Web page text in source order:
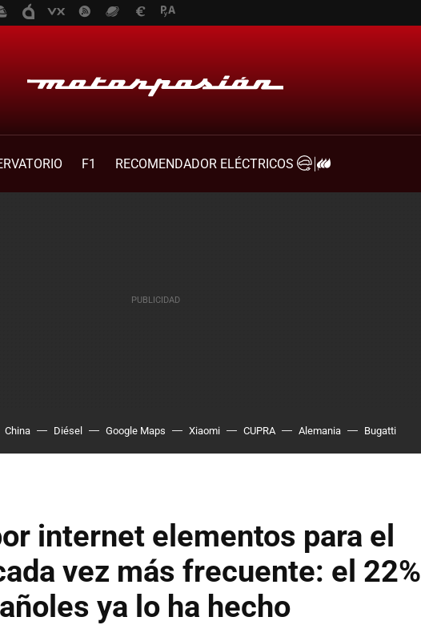
F1
RECOMENDADOR ELÉCTRICOS
China Diésel Google Maps Xiaomi CUPRA Alemania Bugatti
internet elementos para el
vez más frecuente: el 22%
ya lo ha hecho